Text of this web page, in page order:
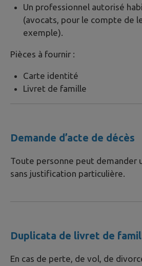
Un professionnel autorisé
(avocats, pour le compte de
exemple).
Pièces à fournir :
Carte identité
Livret de famille
Demande d’acte de décès
Toute personne peut demander
sans justification particulière.
Duplicata de livret de
En cas de perte, de vol, de